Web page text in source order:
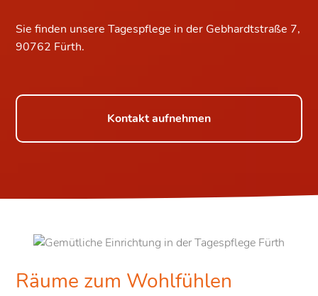
Sie finden unsere Tagespflege in der Gebhardtstraße 7,
90762 Fürth.
Kontakt aufnehmen
Räume zum Wohlfühlen